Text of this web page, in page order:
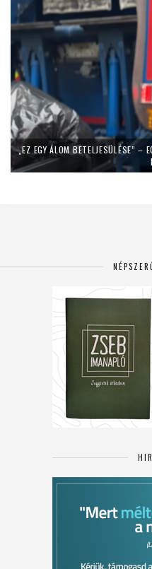
„EZ EGY ÁLOM BETELJESÜLÉSE” –